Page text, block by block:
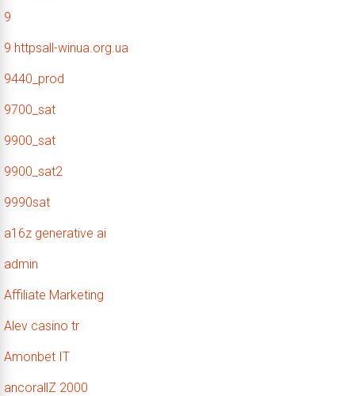
9
9 httpsall-winua.org.ua
9440_prod
9700_sat
9900_sat
9900_sat2
9990sat
a16z generative ai
admin
Affiliate Marketing
Alev casino tr
Amonbet IT
ancorallZ 2000